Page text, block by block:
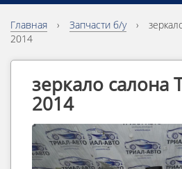
Главная › Запчасти б/у ›
2014
зеркало салона
2014